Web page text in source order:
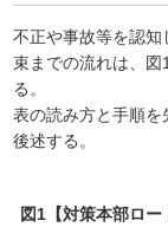
不正や事故等を認知
束までの流れは、
る。
表の読み方と手順
後述する。
図1【対策本部ロ